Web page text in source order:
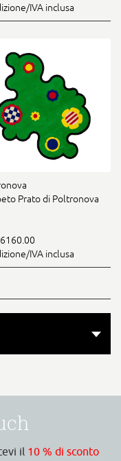
IVA inclusa
Prato di Poltronova
IVA inclusa
il 10 % di sconto